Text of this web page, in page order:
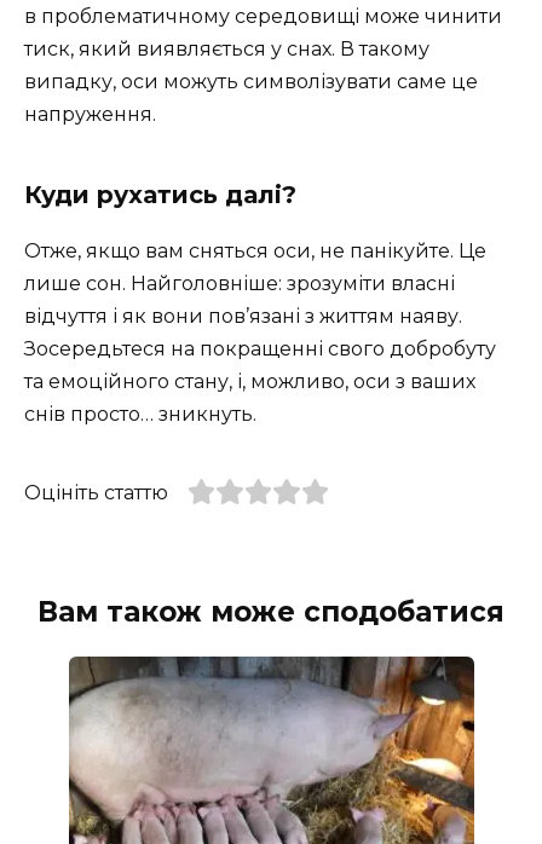
в проблематичному середовищі може чинити
тиск, який виявляється у снах. В такому
випадку, оси можуть символізувати саме це
напруження.
Куди рухатись далі?
Отже, якщо вам сняться оси, не панікуйте. Це
лише сон. Найголовніше: зрозуміти власні
відчуття і як вони пов’язані з життям наяву.
Зосередьтеся на покращенні свого добробуту
та емоційного стану, і, можливо, оси з ваших
снів просто… зникнуть.
Оцініть статтю
Вам також може сподобатися